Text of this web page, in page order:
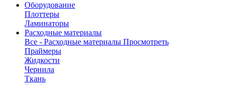
Оборудование
Плоттеры
Ламинаторы
Расходные материалы
Все - Расходные материалы Просмотреть
Праймеры
Жидкости
Чернила
Ткань